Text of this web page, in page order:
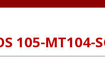
105-MT104-